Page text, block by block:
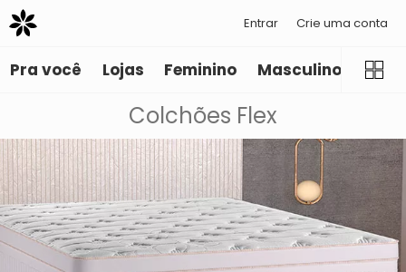
Entrar Crie uma conta
Pra você Lojas Feminino Masculino
Colchões Flex